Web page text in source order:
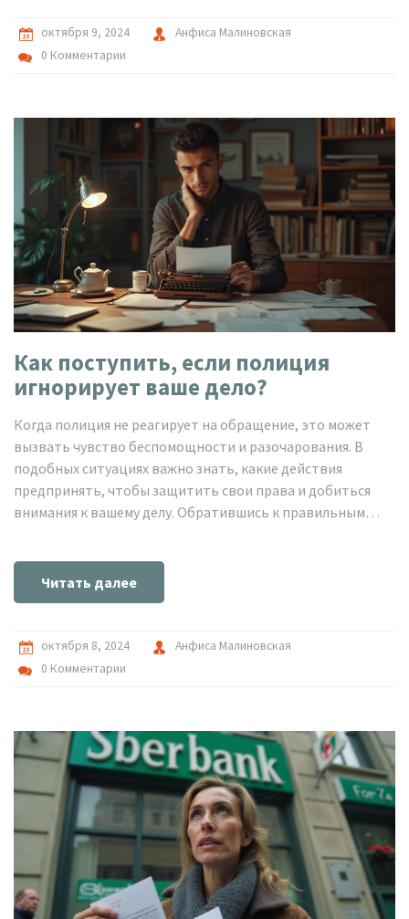
октября 9, 2024
Анфиса Малиновская
0 Комментарии
Как поступить, если полиция
игнорирует ваше дело?
Когда полиция не реагирует на обращение, это может
вызвать чувство беспомощности и разочарования. В
подобных ситуациях важно знать, какие действия
предпринять, чтобы защитить свои права и добиться
внимания к вашему делу. Обратившись к правильным
проблемы. Узнайте, как эффективно подать жалобу на
бездействие полиции, какие органы могут
почему важно не оставлять этот вопрос без внимания.
Читать далее
октября 8, 2024
Анфиса Малиновская
0 Комментарии